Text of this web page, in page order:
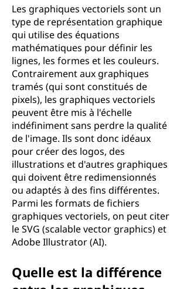
Les graphiques vectoriels sont un
type de représentation graphique
qui utilise des équations
mathématiques pour définir les
lignes, les formes et les couleurs.
Contrairement aux graphiques
tramés (qui sont constitués de
pixels), les graphiques vectoriels
peuvent être mis à l'échelle
indéfiniment sans perdre la qualité
de l'image. Ils sont donc idéaux
pour créer des logos, des
illustrations et d'autres graphiques
qui doivent être redimensionnés
ou adaptés à des fins différentes.
Parmi les formats de fichiers
graphiques vectoriels, on peut citer
le SVG (scalable vector graphics) et
Adobe Illustrator (AI).
Quelle est la différence